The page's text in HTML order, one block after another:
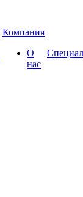
Компания
О
нас